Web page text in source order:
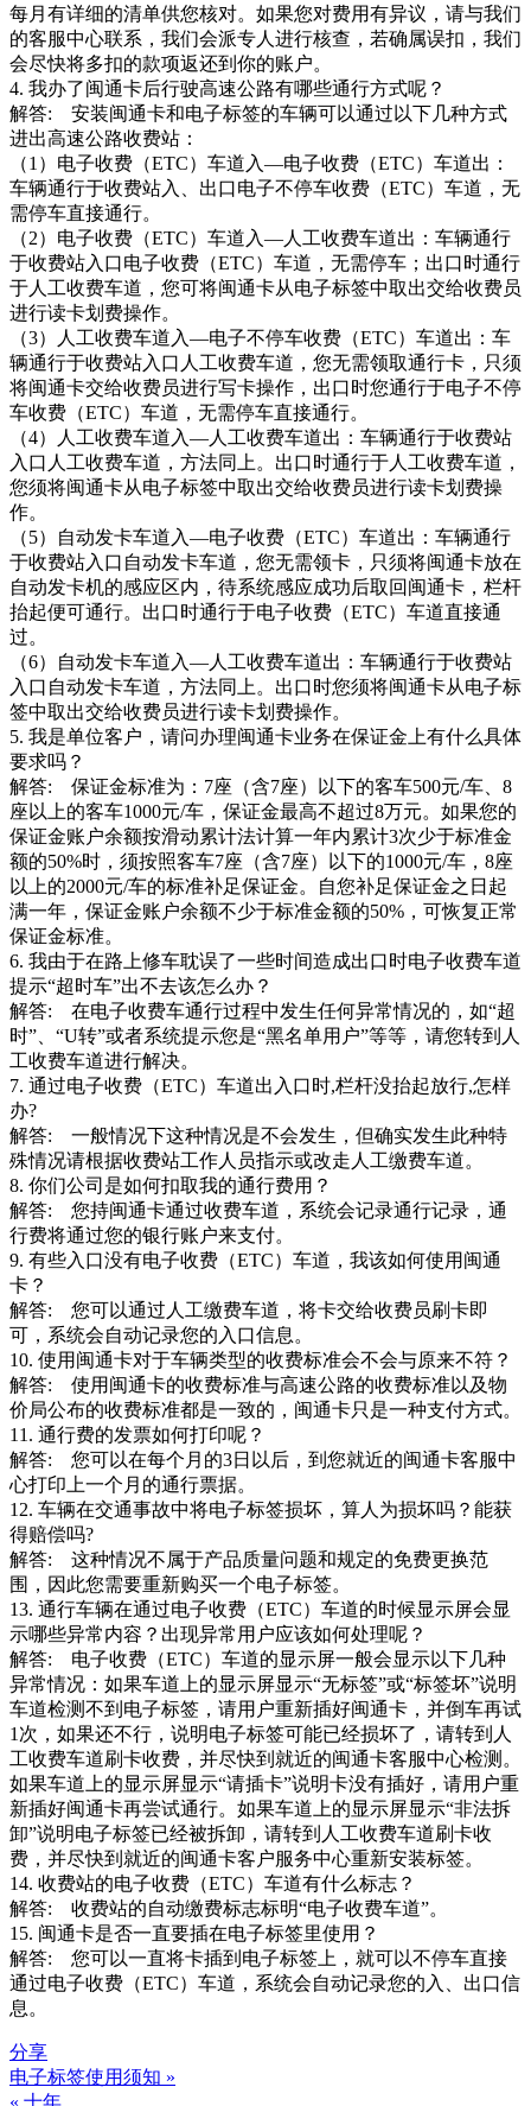
每月有详细的清单供您核对。如果您对费用有异议，请与我们
的客服中心联系，我们会派专人进行核查，若确属误扣，我们
会尽快将多扣的款项返还到你的账户。
4. 我办了闽通卡后行驶高速公路有哪些通行方式呢？
解答: 安装闽通卡和电子标签的车辆可以通过以下几种方式
进出高速公路收费站：
（1）电子收费（ETC）车道入—电子收费（ETC）车道出：
车辆通行于收费站入、出口电子不停车收费（ETC）车道，无
需停车直接通行。
（2）电子收费（ETC）车道入—人工收费车道出：车辆通行
于收费站入口电子收费（ETC）车道，无需停车；出口时通行
于人工收费车道，您可将闽通卡从电子标签中取出交给收费员
进行读卡划费操作。
（3）人工收费车道入—电子不停车收费（ETC）车道出：车
辆通行于收费站入口人工收费车道，您无需领取通行卡，只须
将闽通卡交给收费员进行写卡操作，出口时您通行于电子不停
车收费（ETC）车道，无需停车直接通行。
（4）人工收费车道入—人工收费车道出：车辆通行于收费站
入口人工收费车道，方法同上。出口时通行于人工收费车道，
您须将闽通卡从电子标签中取出交给收费员进行读卡划费操
作。
（5）自动发卡车道入—电子收费（ETC）车道出：车辆通行
于收费站入口自动发卡车道，您无需领卡，只须将闽通卡放在
自动发卡机的感应区内，待系统感应成功后取回闽通卡，栏杆
抬起便可通行。出口时通行于电子收费（ETC）车道直接通
过。
（6）自动发卡车道入—人工收费车道出：车辆通行于收费站
入口自动发卡车道，方法同上。出口时您须将闽通卡从电子标
签中取出交给收费员进行读卡划费操作。
5. 我是单位客户，请问办理闽通卡业务在保证金上有什么具体
要求吗？
解答: 保证金标准为：7座（含7座）以下的客车500元/车、8
座以上的客车1000元/车，保证金最高不超过8万元。如果您的
保证金账户余额按滑动累计法计算一年内累计3次少于标准金
额的50%时，须按照客车7座（含7座）以下的1000元/车，8座
以上的2000元/车的标准补足保证金。自您补足保证金之日起
满一年，保证金账户余额不少于标准金额的50%，可恢复正常
保证金标准。
6. 我由于在路上修车耽误了一些时间造成出口时电子收费车道
提示“超时车”出不去该怎么办？
解答: 在电子收费车通行过程中发生任何异常情况的，如“超
时”、“U转”或者系统提示您是“黑名单用户”等等，请您转到人
工收费车道进行解决。
7. 通过电子收费（ETC）车道出入口时,栏杆没抬起放行,怎样
办?
解答: 一般情况下这种情况是不会发生，但确实发生此种特
殊情况请根据收费站工作人员指示或改走人工缴费车道。
8. 你们公司是如何扣取我的通行费用？
解答: 您持闽通卡通过收费车道，系统会记录通行记录，通
行费将通过您的银行账户来支付。
9. 有些入口没有电子收费（ETC）车道，我该如何使用闽通
卡？
解答: 您可以通过人工缴费车道，将卡交给收费员刷卡即
可，系统会自动记录您的入口信息。
10. 使用闽通卡对于车辆类型的收费标准会不会与原来不符？
解答: 使用闽通卡的收费标准与高速公路的收费标准以及物
价局公布的收费标准都是一致的，闽通卡只是一种支付方式。
11. 通行费的发票如何打印呢？
解答: 您可以在每个月的3日以后，到您就近的闽通卡客服中
心打印上一个月的通行票据。
12. 车辆在交通事故中将电子标签损坏，算人为损坏吗？能获
得赔偿吗?
解答: 这种情况不属于产品质量问题和规定的免费更换范
围，因此您需要重新购买一个电子标签。
13. 通行车辆在通过电子收费（ETC）车道的时候显示屏会显
示哪些异常内容？出现异常用户应该如何处理呢？
解答: 电子收费（ETC）车道的显示屏一般会显示以下几种
异常情况：如果车道上的显示屏显示“无标签”或“标签坏”说明
车道检测不到电子标签，请用户重新插好闽通卡，并倒车再试
1次，如果还不行，说明电子标签可能已经损坏了，请转到人
工收费车道刷卡收费，并尽快到就近的闽通卡客服中心检测。
如果车道上的显示屏显示“请插卡”说明卡没有插好，请用户重
新插好闽通卡再尝试通行。如果车道上的显示屏显示“非法拆
卸”说明电子标签已经被拆卸，请转到人工收费车道刷卡收
费，并尽快到就近的闽通卡客户服务中心重新安装标签。
14. 收费站的电子收费（ETC）车道有什么标志？
解答: 收费站的自动缴费标志标明“电子收费车道”。
15. 闽通卡是否一直要插在电子标签里使用？
解答: 您可以一直将卡插到电子标签上，就可以不停车直接
通过电子收费（ETC）车道，系统会自动记录您的入、出口信
息。
分享
文
电子标签使用须知 »
« 十年